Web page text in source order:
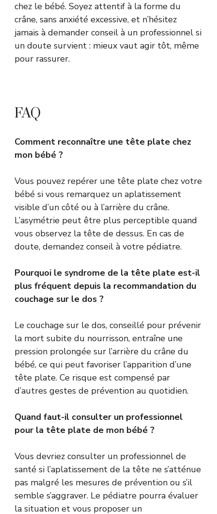
chez le bébé. Soyez attentif à la forme du
crâne, sans anxiété excessive, et n’hésitez
jamais à demander conseil à un professionnel si
un doute survient : mieux vaut agir tôt, même
pour rassurer.
FAQ
Comment reconnaître une tête plate chez
mon bébé ?
Vous pouvez repérer une tête plate chez votre
bébé si vous remarquez un aplatissement
visible d’un côté ou à l’arrière du crâne.
L’asymétrie peut être plus perceptible quand
vous observez la tête de dessus. En cas de
doute, demandez conseil à votre pédiatre.
Pourquoi le syndrome de la tête plate est-il
plus fréquent depuis la recommandation du
couchage sur le dos ?
Le couchage sur le dos, conseillé pour prévenir
la mort subite du nourrisson, entraîne une
pression prolongée sur l’arrière du crâne du
bébé, ce qui peut favoriser l’apparition d’une
tête plate. Ce risque est compensé par
d’autres gestes de prévention au quotidien.
Quand faut-il consulter un professionnel
pour la tête plate de mon bébé ?
Vous devriez consulter un professionnel de
santé si l’aplatissement de la tête ne s’atténue
pas malgré les mesures de prévention ou s’il
semble s’aggraver. Le pédiatre pourra évaluer
la situation et vous proposer un